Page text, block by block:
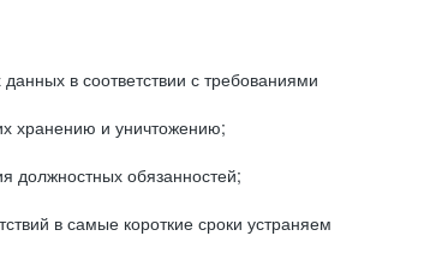
в соответствии с требованиями
хранению и уничтожению;
должностных обязанностей;
в самые короткие сроки устраняем